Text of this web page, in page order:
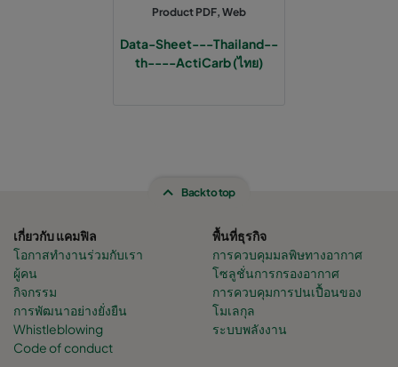
Product PDF, Web
Data-Sheet---Thailand--
th----ActiCarb (ไทย)
Back to top
เกี่ยวกับ แคมฟิล
โอกาสทำงานร่วมกับเรา
ผู้คน
กิจกรรม
การพัฒนาอย่างยั่งยืน
Whistleblowing
Code of conduct
พื้นที่ธุรกิจ
การควบคุมมลพิษทางอากาศ
โซลูชั่นการกรองอากาศ
การควบคุมการปนเปื้อนของ
โมเลกุล
ระบบพลังงาน